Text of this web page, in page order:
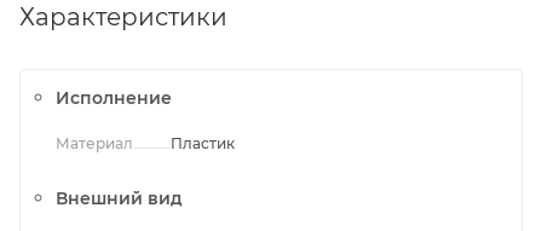
Характеристики
Исполнение
Материал Пластик
Внешний вид